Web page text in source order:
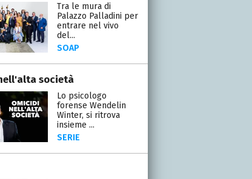
Tra le mura di
Palazzo Palladini per
entrare nel vivo
del...
SOAP
società
Lo psicologo
forense Wendelin
Winter, si ritrova
insieme ...
SERIE